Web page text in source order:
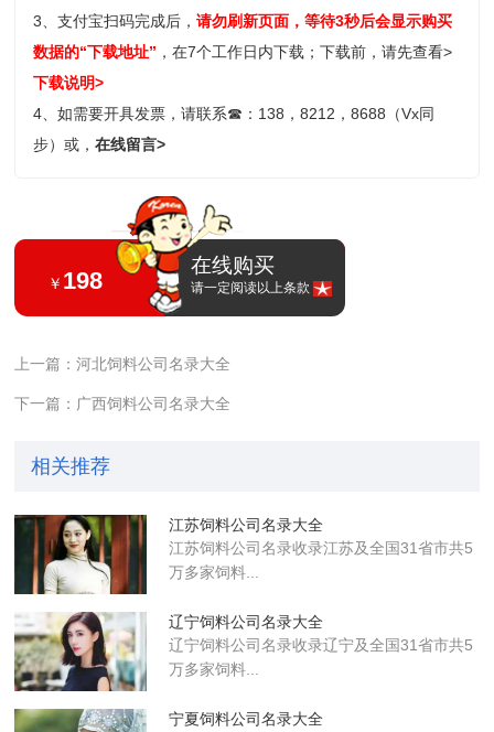
3、支付宝扫码完成后，请勿刷新页面，等待3秒后会显示购买
数据的“下载地址” ，在7个工作日内下载；下载前，请先查看>
下载说明>
4、如需要开具发票，请联系☎ ：138，8212，8688（Vx同
步）或，在线留言>
￥ 198
在线购买
请一定阅读以上条款
上一篇：河北饲料公司名录大全
下一篇：广西饲料公司名录大全
相关推荐
江苏饲料公司名录大全
江苏饲料公司名录收录江苏及全国31省市共5
万多家饲料...
辽宁饲料公司名录大全
辽宁饲料公司名录收录辽宁及全国31省市共5
万多家饲料...
宁夏饲料公司名录大全